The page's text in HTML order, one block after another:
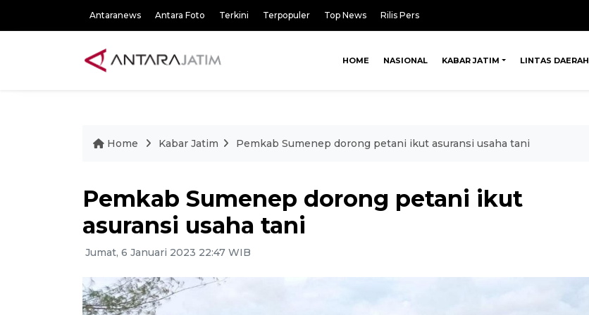
Antaranews Antara Foto Terkini Terpopuler Top News Rilis Pers
HOME NASIONAL KABAR JATIM LINTAS DAERAH
Home Kabar Jatim Pemkab Sumenep dorong petani ikut asuransi usaha tani
Pemkab Sumenep dorong petani ikut
asuransi usaha tani
Jumat, 6 Januari 2023 22:47 WIB